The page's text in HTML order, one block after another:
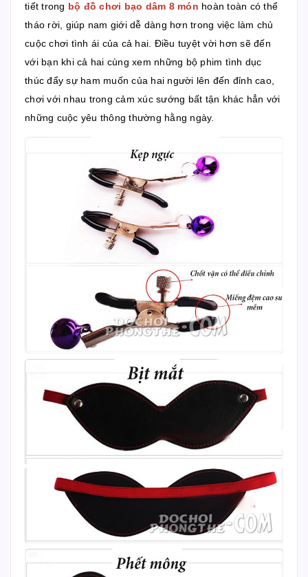
tiết trong bộ đồ chơi bạo dâm 8 món hoàn toàn có thể
tháo rời, giúp nam giới dễ dàng hơn trong việc làm chủ
cuộc chơi tình ái của cả hai. Điều tuyệt vời hơn sẽ đến
với bạn khi cả hai cùng xem những bộ phim tình dục
thúc đẩy sự ham muốn của hai người lên đến đỉnh cao,
chơi với nhau trong cảm xúc sướng bất tận khác hẳn với
những cuộc yêu thông thường hằng ngày.